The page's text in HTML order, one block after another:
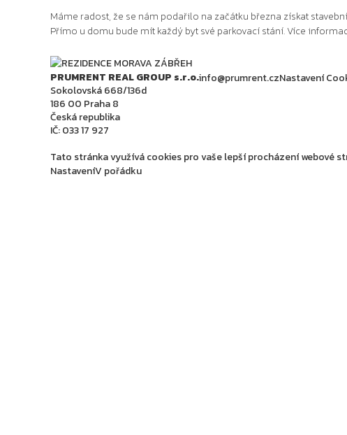
Máme radost, že se nám podařilo na začátku března získat
Přímo u domu bude mít každý byt své parkovací stání. Více
PRUMRENT REAL GROUP s.r.o.
Sokolovská 668/136d
186 00 Praha 8
Česká republika
IČ: 033 17 927
info@prumrent.czNastavení
Tato stránka využívá cookies pro vaše lepší procházení webové
NastaveníV pořádku